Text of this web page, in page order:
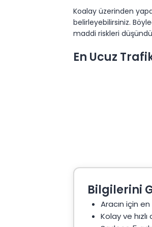
Koalay üzerinden
belirleyebilirsiniz.
maddi riskleri
En Ucuz
En ucuz trafik
düşünüldüğünde
Online sistemler
sayesinde
En ucuz trafik
hizmetleri, ek
Trafik
Bilgilerini
Aracın için
Kolay ve